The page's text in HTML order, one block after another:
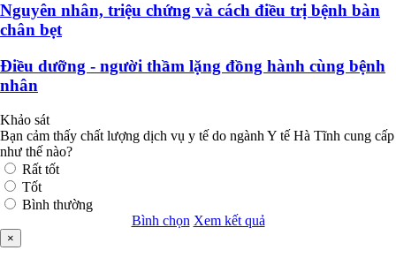
Nguyên nhân, triệu chứng và cách điều trị bệnh bàn
chân bẹt
Điều dưỡng - người thầm lặng đồng hành cùng bệnh
nhân
Khảo sát
Bạn cảm thấy chất lượng dịch vụ y tế do ngành Y tế Hà Tĩnh cung cấp
như thế nào?
Rất tốt
Tốt
Bình thường
Bình chọn Xem kết quả
×